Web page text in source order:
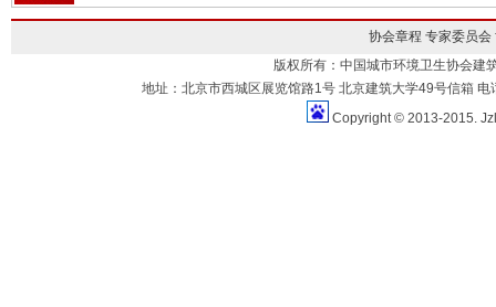
协会章程 专家委员会
版权所有：中国城市环境卫生协会建
地址：北京市西城区展览馆路1号 北京建筑大学49号信箱
Copyright © 2013-2015.